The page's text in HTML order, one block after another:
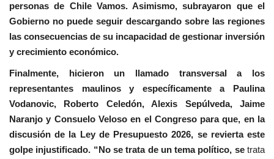
personas de Chile Vamos. Asimismo, subrayaron que el
Gobierno no puede seguir descargando sobre las regiones
las consecuencias de su incapacidad de gestionar inversión
y crecimiento económico.
Finalmente, hicieron un llamado transversal a los
representantes maulinos y específicamente a Paulina
Vodanovic, Roberto Celedón, Alexis Sepúlveda, Jaime
Naranjo y Consuelo Veloso en el Congreso para que, en la
discusión de la Ley de Presupuesto 2026, se revierta este
golpe injustificado. “No se trata de un tema político, setrata